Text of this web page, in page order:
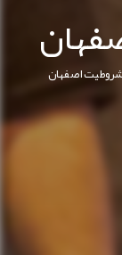
اصفهان